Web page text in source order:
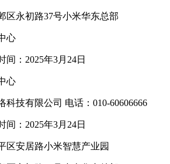
区永初路37号小米华东总部
心
间：2025年3月24日
心
科技有限公司 电话：010-60606666
间：2025年3月24日
区安居路小米智慧产业园